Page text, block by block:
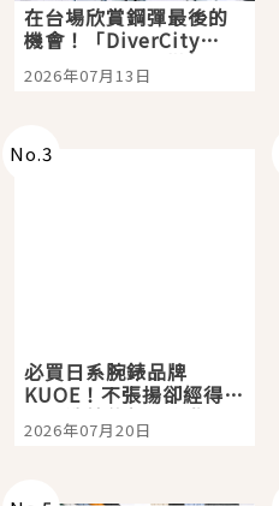
在台場欣賞鋼彈最後的
機會！「DiverCity
Tokyo Plaza」搭船、
購物、美食及夜景，一
2026年07月13日
No.3
必買日系腕錶品牌
KUOE！不張揚卻經得起
時間洗鍊的經典之作五
選
2026年07月20日